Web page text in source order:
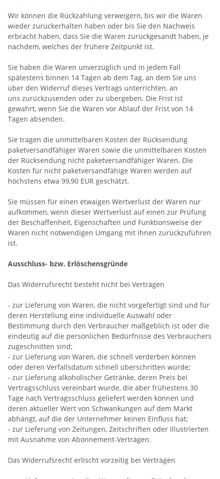
Wir können die Rückzahlung verweigern, bis wir die Waren
wieder zurückerhalten haben oder bis Sie den Nachweis
erbracht haben, dass Sie die Waren zurückgesandt haben, je
nachdem, welches der frühere Zeitpunkt ist.
Sie haben die Waren unverzüglich und in jedem Fall
spätestens binnen 14 Tagen ab dem Tag, an dem Sie uns
über den Widerruf dieses Vertrags unterrichten, an
uns zurückzusenden oder zu übergeben. Die Frist ist
gewahrt, wenn Sie die Waren vor Ablauf der Frist von 14
Tagen absenden.
Sie tragen die unmittelbaren Kosten der Rücksendung
paketversandfähiger Waren sowie die unmittelbaren Kosten
der Rücksendung nicht paketversandfähiger Waren. Die
Kosten für nicht paketversandfähige Waren werden auf
höchstens etwa 99,90 EUR geschätzt.
Sie müssen für einen etwaigen Wertverlust der Waren nur
aufkommen, wenn dieser Wertverlust auf einen zur Prüfung
der Beschaffenheit, Eigenschaften und Funktionsweise der
Waren nicht notwendigen Umgang mit ihnen zurückzuführen
ist.
Ausschluss- bzw. Erlöschensgründe
Das Widerrufsrecht besteht nicht bei Verträgen
- zur Lieferung von Waren, die nicht vorgefertigt sind und für
deren Herstellung eine individuelle Auswahl oder
Bestimmung durch den Verbraucher maßgeblich ist oder die
eindeutig auf die persönlichen Bedürfnisse des Verbrauchers
zugeschnitten sind;
- zur Lieferung von Waren, die schnell verderben können
oder deren Verfallsdatum schnell überschritten würde;
- zur Lieferung alkoholischer Getränke, deren Preis bei
Vertragsschluss vereinbart wurde, die aber frühestens 30
Tage nach Vertragsschluss geliefert werden können und
deren aktueller Wert von Schwankungen auf dem Markt
abhängt, auf die der Unternehmer keinen Einfluss hat;
- zur Lieferung von Zeitungen, Zeitschriften oder Illustrierten
mit Ausnahme von Abonnement-Verträgen.
Das Widerrufsrecht erlischt vorzeitig bei Verträgen